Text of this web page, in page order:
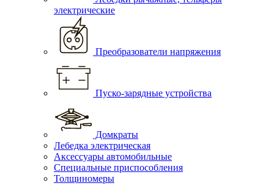
электрические
Преобразователи напряжения
Пуско-зарядные устройства
Домкраты
Лебедка электрическая
Аксессуары автомобильные
Специальные приспособления
Толщиномеры